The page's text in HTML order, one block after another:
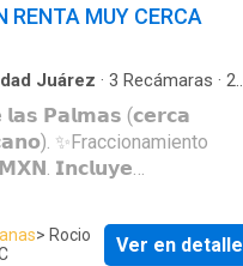
RENTA MUY CERCA
Juárez · 3 Recámaras · 2
Aire acondicionado
vigilancia·Cocina integral
·Estacionamiento
·Seguridad
𝗹𝗮𝘀 𝗣𝗮𝗹𝗺𝗮𝘀 (𝗰𝗲𝗿𝗰𝗮
> Rocio
Ver en detalle